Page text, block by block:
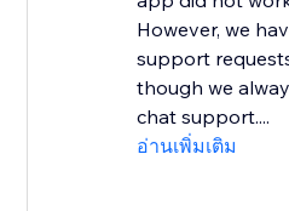
However, we
support
though we
chat support....
อ่านเพิ่มเติม